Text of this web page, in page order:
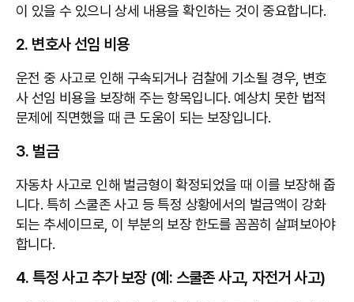
이 있을 수 있으니 상세 내용을 확인하는 것이 중요합니다.
2. 변호사 선임 비용
운전 중 사고로 인해 구속되거나 검찰에 기소될 경우, 변호
사 선임 비용을 보장해 주는 항목입니다. 예상치 못한 법적
문제에 직면했을 때 큰 도움이 되는 보장입니다.
3. 벌금
자동차 사고로 인해 벌금형이 확정되었을 때 이를 보장해 줍
니다. 특히 스쿨존 사고 등 특정 상황에서의 벌금액이 강화
되는 추세이므로, 이 부분의 보장 한도를 꼼꼼히 살펴보아야
합니다.
4. 특정 사고 추가 보장 (예: 스쿨존 사고, 자전거 사고)